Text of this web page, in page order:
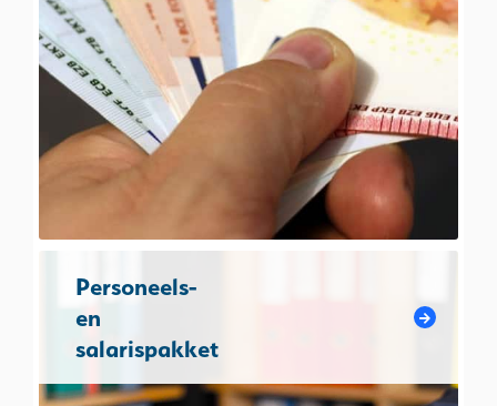
Personeels-
en
salarispakket